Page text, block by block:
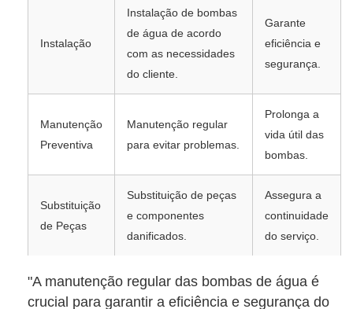
Instalação
Instalação de bombas
de água de acordo
com as necessidades
do cliente.
Garante
eficiência e
segurança.
Manutenção
Preventiva
Manutenção regular
para evitar problemas.
Prolonga a
vida útil das
bombas.
Substituição
de Peças
Substituição de peças
e componentes
danificados.
Assegura a
continuidade
do serviço.
"A manutenção regular das bombas de água é
crucial para garantir a eficiência e segurança do